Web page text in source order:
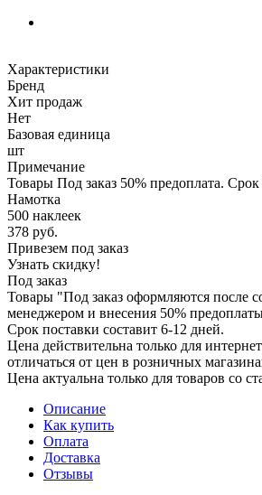
Характеристики
Бренд
Хит продаж
Нет
Базовая единица
шт
Примечание
Товары Под заказ 50% предоплата.
Намотка
500 наклеек
378 руб.
Привезем под заказ
Узнать скидку!
Под заказ
Товары "Под заказ оформляются после
менеджером и внесения 50%
Срок поставки составит 6-12 дней.
Цена действительна только для
отличаться от цен в розничных
Цена актуальна только для товаров со
Описание
Как купить
Оплата
Доставка
Отзывы